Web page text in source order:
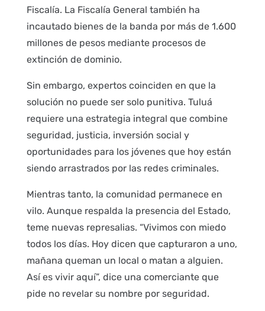
Fiscalía. La Fiscalía General también ha
incautado bienes de la banda por más de 1.600
millones de pesos mediante procesos de
extinción de dominio.
Sin embargo, expertos coinciden en que la
solución no puede ser solo punitiva. Tuluá
requiere una estrategia integral que combine
seguridad, justicia, inversión social y
oportunidades para los jóvenes que hoy están
siendo arrastrados por las redes criminales.
Mientras tanto, la comunidad permanece en
vilo. Aunque respalda la presencia del Estado,
teme nuevas represalias. “Vivimos con miedo
todos los días. Hoy dicen que capturaron a uno,
mañana queman un local o matan a alguien.
Así es vivir aquí”, dice una comerciante que
pide no revelar su nombre por seguridad.